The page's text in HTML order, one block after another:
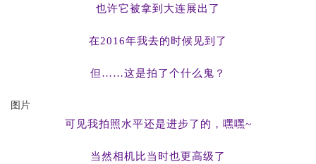
也许它被拿到大连展出了
在2016年我去的时候见到了
但……这是拍了个什么鬼？
图片
可见我拍照水平还是进步了的，嘿嘿~
当然相机比当时也更高级了